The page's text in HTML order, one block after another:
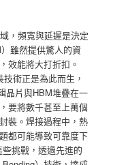
，頻寬與延遲是決定
雖然提供驚人的資
效能將大打折扣。
術正是為此而生，
晶片與HBM堆疊在一
要將數千甚至上萬個
裝。焊接過程中，熱
都可能導致可靠度下
挑戰，透過先進的